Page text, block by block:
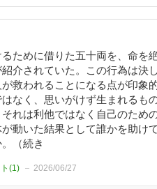
ために借りた五十両を、命を
介されていた。この行為は決
救われることになる点が印象
なく、思いがけず生まれるも
れは利他ではなく自己のため
動いた結果として誰かを助け
（続き
(1) 2026/06/27